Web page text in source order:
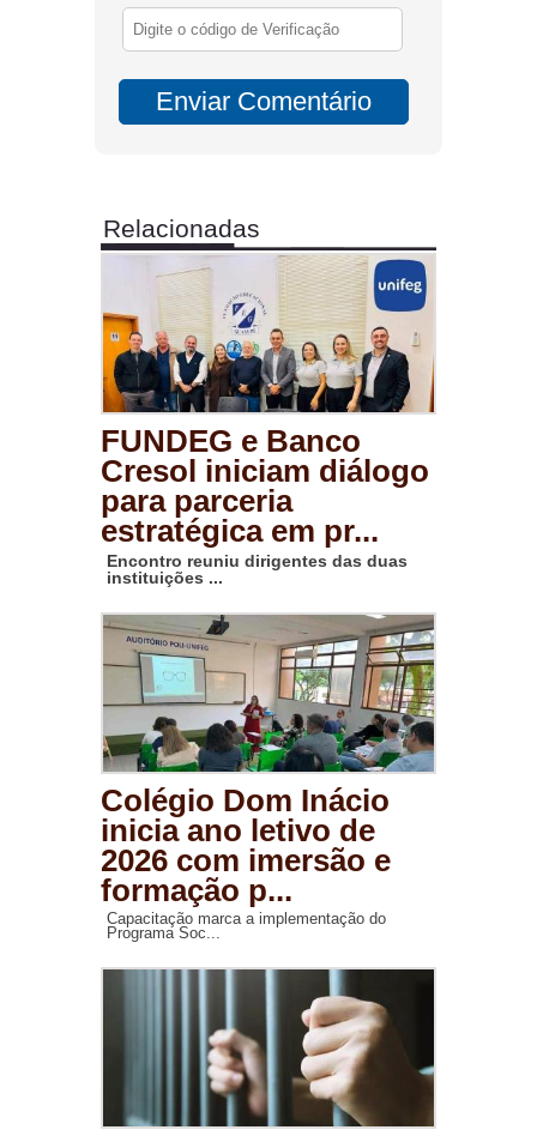
Relacionadas
FUNDEG e Banco
Cresol iniciam diálogo
para parceria
estratégica em pr...
Encontro reuniu dirigentes das duas
instituições ...
Colégio Dom Inácio
inicia ano letivo de
2026 com imersão e
formação p...
Capacitação marca a implementação do
Programa Soc...